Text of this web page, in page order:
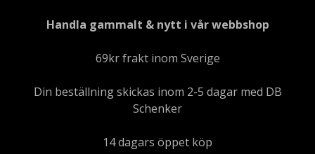
Handla gammalt & nytt i vår webbshop
69kr frakt inom Sverige
Din beställning skickas inom 2-5 dagar med DB
Schenker
14 dagars öppet köp